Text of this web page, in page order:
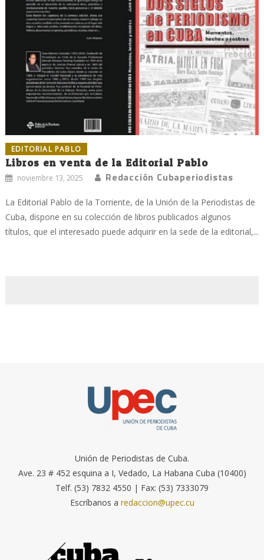
EDITORIAL PABLO
Libros en venta de la Editorial Pablo
noviembre 13, 2025 Redacción Cubaperiodistas
La Editorial Pablo de la Torriente, de la Unión de la Periodistas de
Cuba, dispone en su colección de libros publicados algunos
títulos, que el interesado puede adquirir en la sede de la editorial,...
Unión de Periodistas de Cuba.
Ave. 23 # 452 esquina a I, Vedado, La Habana Cuba (10400)
Telf. (53) 7832 4550 | Fax: (53) 7333079
Escríbanos a redaccion@upec.cu